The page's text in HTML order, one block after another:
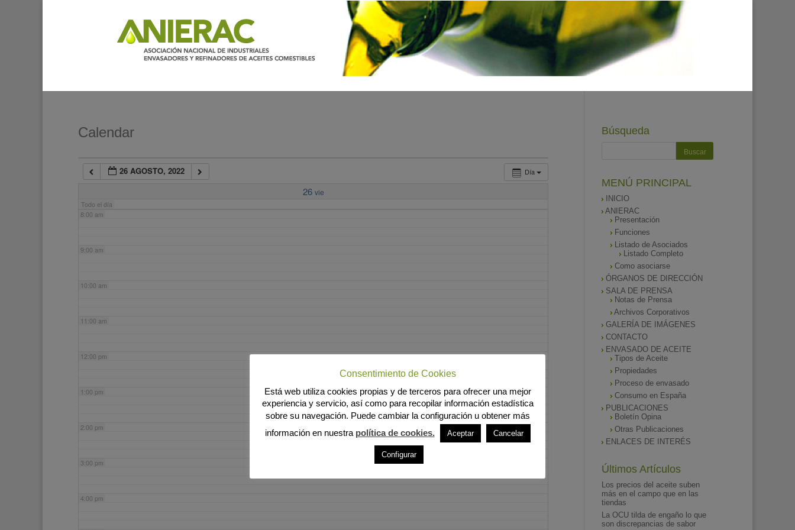
Calendar
Día
26 AGOSTO, 2022
26 vie
Todo el día
7:00 am
8:00 am
9:00 am
10:00 am
11:00 am
12:00 pm
1:00 pm
2:00 pm
3:00 pm
4:00 pm
Búsqueda
MENÚ PRINCIPAL
INICIO
ANIERAC
Presentación
Funciones
Listado de Asociados
Listado Completo
Como asociarse
ÓRGANOS DE DIRECCIÓN
SALA DE PRENSA
Notas de Prensa
Archivos Corporativos
GALERÍA DE IMÁGENES
CONTACTO
ENVASADO DE ACEITE
Tipos de Aceite
Propiedades
Proceso de envasado
Consumo en España
PUBLICACIONES
Boletín Opina
Otras Publicaciones
ENLACES DE INTERÉS
Últimos Artículos
Los precios del aceite suben
más en el campo que en las
tiendas
La OCU tilda de engaño lo que
son discrepancias de sabor
Consentimiento de Cookies
Está web utiliza cookies propias y de terceros para ofrecer una mejor
experiencia y servicio, así como para recopilar información estadística
sobre su navegación. Puede cambiar la configuración u obtener más
información en nuestra política de cookies. Aceptar Cancelar
Configurar